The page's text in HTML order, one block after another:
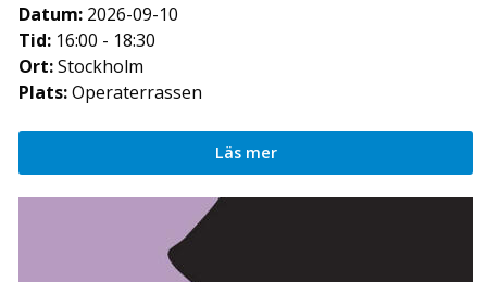
Datum: 2026-09-10
Tid: 16:00 - 18:30
Ort:Stockholm
Plats:Operaterrassen
Läs mer